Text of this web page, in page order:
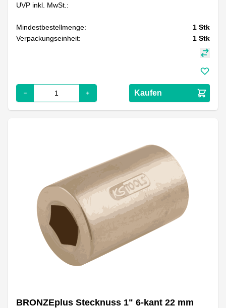
UVP inkl. MwSt.:
Mindestbestellmenge: 1 Stk
Verpackungseinheit:
1 Stk
Kaufen
BRONZEplus Stecknuss 1" 6-kant 22 mm